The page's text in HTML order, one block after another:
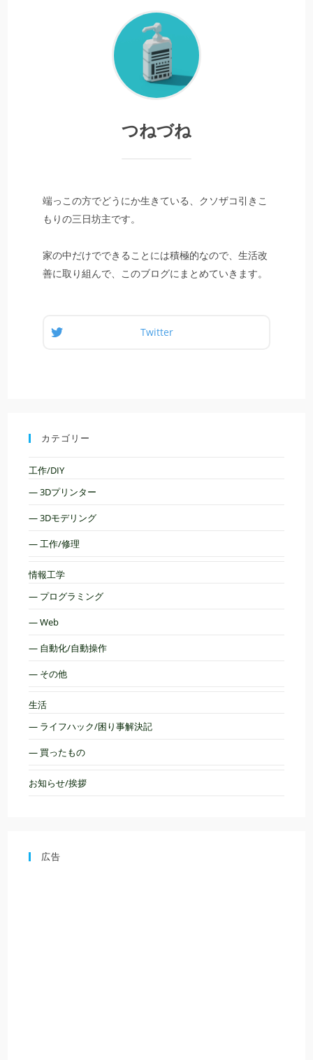
つねづね
端っこの方でどうにか生きている、クソザコ引きこ
もりの三日坊主です。
家の中だけでできることには積極的なので、生活改
善に取り組んで、このブログにまとめていきます。
Twitter
カテゴリー
工作/DIY
— 3Dプリンター
— 3Dモデリング
— 工作/修理
情報工学
— プログラミング
— Web
— 自動化/自動操作
— その他
生活
— ライフハック/困り事解決記
— 買ったもの
お知らせ/挨拶
広告